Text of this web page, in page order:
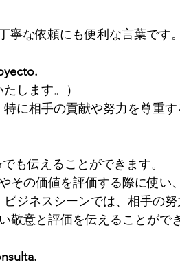
な依頼にも便利な言葉です。
します。）
に相手の貢献や努力を尊重
も伝えることができます。
その価値を評価する際に使い
ジネスシーンでは、相手の
敬意と評価を伝えることがで